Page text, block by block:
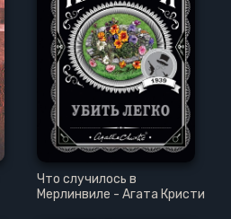
Что случилось в
Мерлинвиле - Агата Кристи